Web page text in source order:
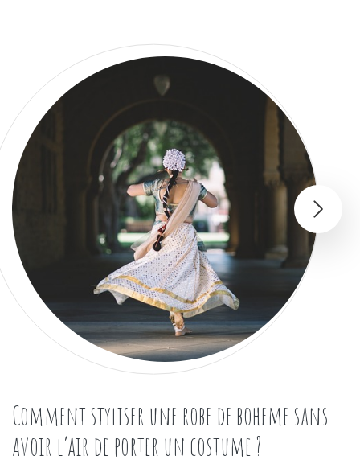
Comment styliser une robe de boheme sans
avoir l’air de porter un costume ?